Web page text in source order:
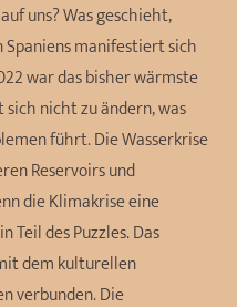
uns? Was geschieht,
Spaniens manifestiert sich
war das bisher wärmste
nicht zu ändern, was
führt. Die Wasserkrise
Reservoirs und
die Klimakrise eine
Teil des Puzzles. Das
dem kulturellen
verbunden. Die